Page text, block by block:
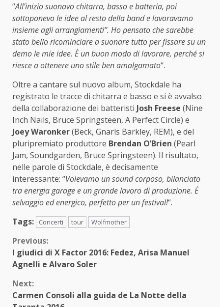
“All’inizio suonavo chitarra, basso e batteria, poi
sottoponevo le idee al resto della band e lavoravamo
insieme agli arrangiamenti”. Ho pensato che sarebbe
stato bello ricominciare a suonare tutto per fissare su un
demo le mie idee. È un buon modo di lavorare, perché si
riesce a ottenere uno stile ben amalgamato“.
Oltre a cantare sul nuovo album, Stockdale ha
registrato le tracce di chitarra e basso e si è avvalso
della collaborazione dei batteristi Josh Freese (Nine
Inch Nails, Bruce Springsteen, A Perfect Circle) e
Joey Waronker(Beck, Gnarls Barkley, REM), e del
pluripremiato produttore Brendan O’Brien (Pearl
Jam, Soundgarden, Bruce Springsteen). Il risultato,
nelle parole di Stockdale, è decisamente
interessante: “Volevamo un sound corposo, bilanciato
tra energia garage e un grande lavoro di produzione. È
selvaggio ed energico, perfetto per un festival!“.
Tags:
Concerti tour Wolfmother
Continue
Reading
Previous:
I giudici di X Factor 2016: Fedez, Arisa Manuel
Agnelli e Alvaro Soler
Next:
Carmen Consoli alla guida de La Notte della